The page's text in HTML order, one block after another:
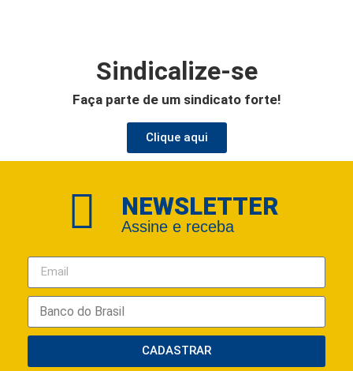
Sindicalize-se
Faça parte de um sindicato forte!
Clique aqui
NEWSLETTER
Assine e receba
CADASTRAR